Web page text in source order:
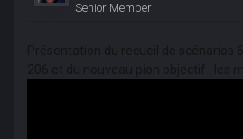
Senior Member
Présentation du recueil de scénarios
206 et du nouveau pion objectif : les